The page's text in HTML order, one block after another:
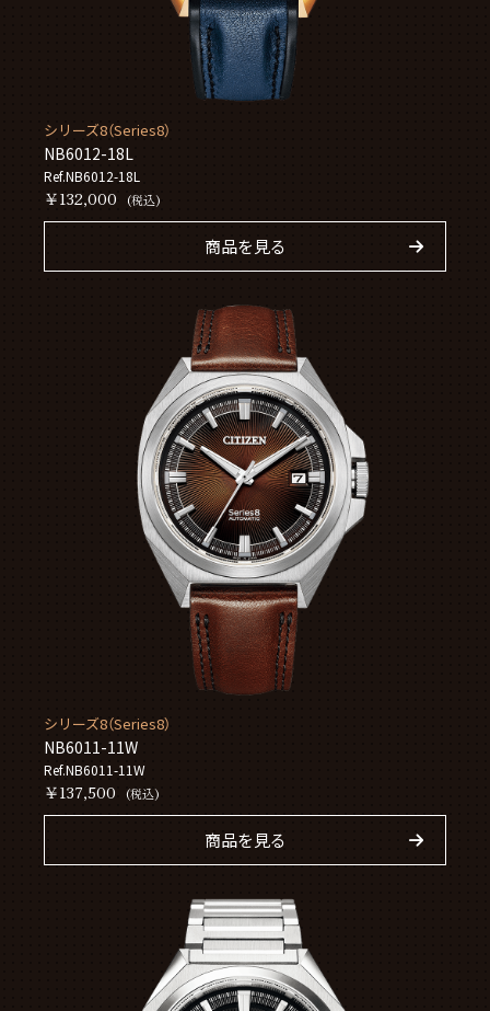
シリーズ8（Series8）
NB6012-18L
Ref.NB6012-18L
￥132,000 (税込)
商品を見る
シリーズ8（Series8）
NB6011-11W
Ref.NB6011-11W
￥137,500 (税込)
商品を見る